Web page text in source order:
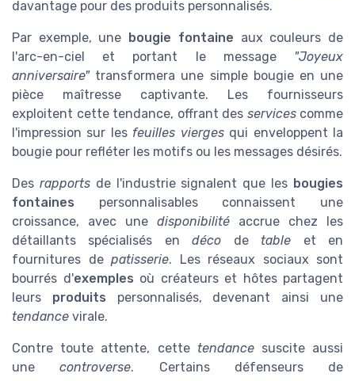
davantage pour des produits personnalisés.
Par exemple, une bougie fontaine aux couleurs de
l'arc-en-ciel et portant le message
"Joyeux
anniversaire"transformera une simple bougie en une
pièce maîtresse captivante. Les fournisseurs
exploitent cette tendance, offrant des servicescomme
l'impression sur les feuilles viergesqui enveloppent la
bougie pour refléter les motifs ou les messages désirés.
Des rapportsde l'industrie signalent que les bougies
fontaines personnalisables connaissent une
croissance, avec une disponibilité accrue chez les
détaillants spécialisés endéco de table et en
fournitures de patisserie. Les réseaux sociaux sont
bourrés d'exemples où créateurs et hôtes partagent
leurs produits personnalisés, devenant ainsi une
tendance virale.
Contre toute attente, cette tendancesuscite aussi
unecontroverse. Certains défenseurs de